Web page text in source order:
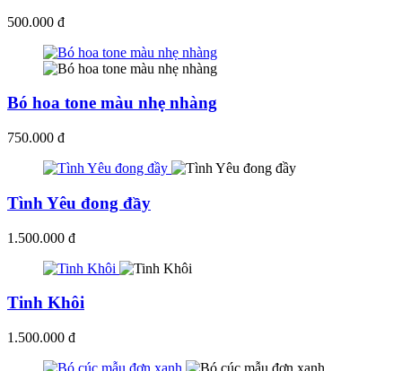
500.000 đ
Bó hoa tone màu nhẹ nhàng
750.000 đ
Tình Yêu đong đầy
1.500.000 đ
Tinh Khôi
1.500.000 đ